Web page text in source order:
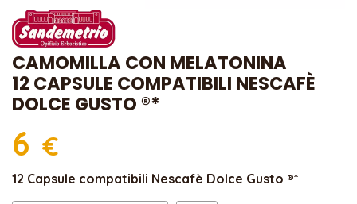
CAMOMILLA CON MELATONINA
12 CAPSULE COMPATIBILI NESCAFÈ
DOLCE GUSTO ®*
6 €
12 Capsule compatibili Nescafè Dolce Gusto ®*